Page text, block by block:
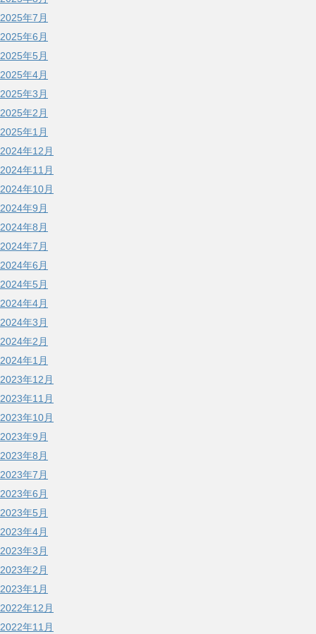
2025年7月
2025年6月
2025年5月
2025年4月
2025年3月
2025年2月
2025年1月
2024年12月
2024年11月
2024年10月
2024年9月
2024年8月
2024年7月
2024年6月
2024年5月
2024年4月
2024年3月
2024年2月
2024年1月
2023年12月
2023年11月
2023年10月
2023年9月
2023年8月
2023年7月
2023年6月
2023年5月
2023年4月
2023年3月
2023年2月
2023年1月
2022年12月
2022年11月